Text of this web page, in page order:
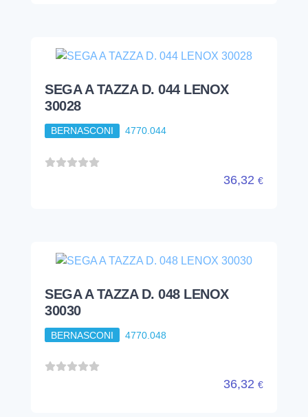
SEGA A TAZZA D. 044 LENOX
30028
BERNASCONI 4770.044
36,32 €
SEGA A TAZZA D. 048 LENOX
30030
BERNASCONI 4770.048
36,32 €